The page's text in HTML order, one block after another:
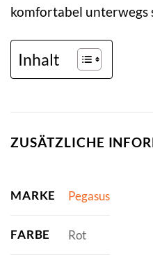
komfortabel unterwegs
Inhalt
ZUSÄTZLICHE
MARKE Pegasus
FARBE Rot